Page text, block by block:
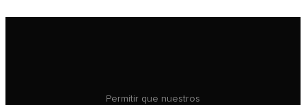
Permitir que nuestros